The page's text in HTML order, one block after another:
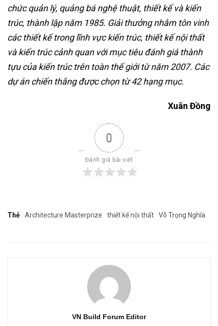
chức quản lý, quảng bá nghệ thuật, thiết kế và kiến
trúc, thành lập năm 1985. Giải thưởng nhằm tôn vinh
các thiết kế trong lĩnh vực kiến trúc, thiết kế nội thất
và kiến trúc cảnh quan với mục tiêu đánh giá thành
tựu của kiến trúc trên toàn thế giới từ năm 2007. Các
dự án chiến thắng được chọn từ 42 hạng mục.
Xuân Đồng
0
Đánh giá bài viết
Thẻ Architecture Masterprize thiết kế nội thất Võ Trọng Nghĩa
VN Build Forum Editor